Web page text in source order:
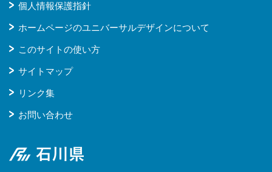
個人情報保護指針
ホームページのユニバーサルデザインについて
このサイトの使い方
サイトマップ
リンク集
お問い合わせ
石川県